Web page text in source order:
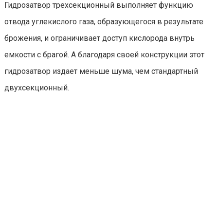
Гидрозатвор трехсекционный выполняет функцию
отвода углекислого газа, образующегося в результате
брожения, и ограничивает доступ кислорода внутрь
емкости с брагой. А благодаря своей конструкции этот
гидрозатвор издает меньше шума, чем стандартный
двухсекционный.